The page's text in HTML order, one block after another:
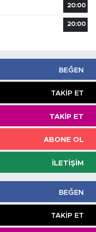
20:00
20:00
BEĞEN
TAKIP ET
TAKIP ET
ABONE OL
İLETIŞIM
BEĞEN
TAKIP ET